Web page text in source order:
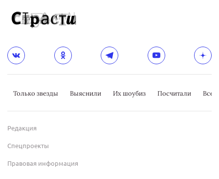
Только звезды Выяснили Их шоубиз Посчитали
Редакция
Спецпроекты
Правовая информация